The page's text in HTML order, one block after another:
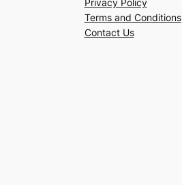
Terms and Conditions
Contact Us